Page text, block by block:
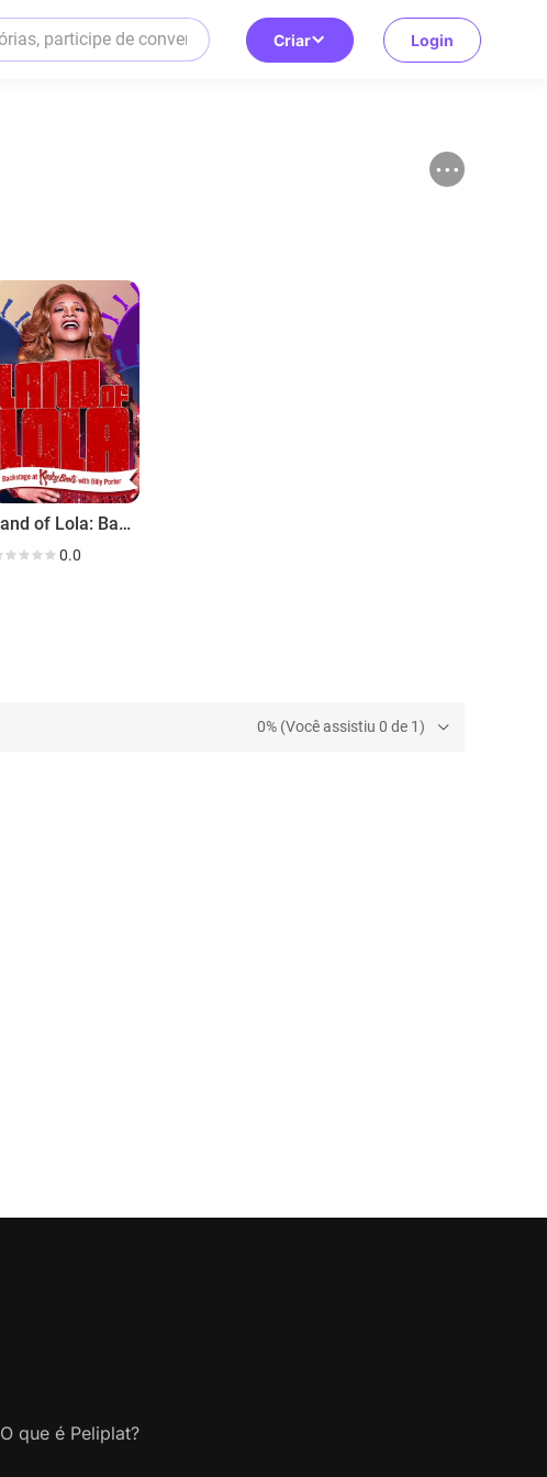
Criar Login
Land of Lola: Backstage at 'Kinky Boots' with Billy Porter
0.0
0% (Você assistiu 0 de 1)
O que é Peliplat?